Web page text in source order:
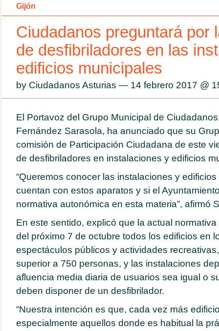
Gijón
Ciudadanos preguntará por
de desfibriladores en las
edificios municipales
by Ciudadanos Asturias — 14 febrero 2017 @
El Portavoz del Grupo Municipal de
Fernández Sarasola, ha anunciado que su
comisión de Participación Ciudadana de este
de desfibriladores en instalaciones y edificios
“Queremos conocer las instalaciones y
cuentan con estos aparatos y si el
normativa autonómica en esta materia”, afirmó
En este sentido, explicó que la actual
del próximo 7 de octubre todos los edificios en
espectáculos públicos y actividades
superior a 750 personas, y las instalaciones
afluencia media diaria de usuarios sea igual o
deben disponer de un desfibrilador.
“Nuestra intención es que, cada vez más
especialmente aquellos donde es habitual la